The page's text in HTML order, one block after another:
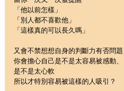
「他以前怎樣」
「別人都不喜歡他」
「這樣真的可以長久嗎」
又會不禁想想自身的判斷力有否問題
你會擔心自己是不是太容易被感動、
是不是太心軟
所以才特別容易被這樣的人吸引？